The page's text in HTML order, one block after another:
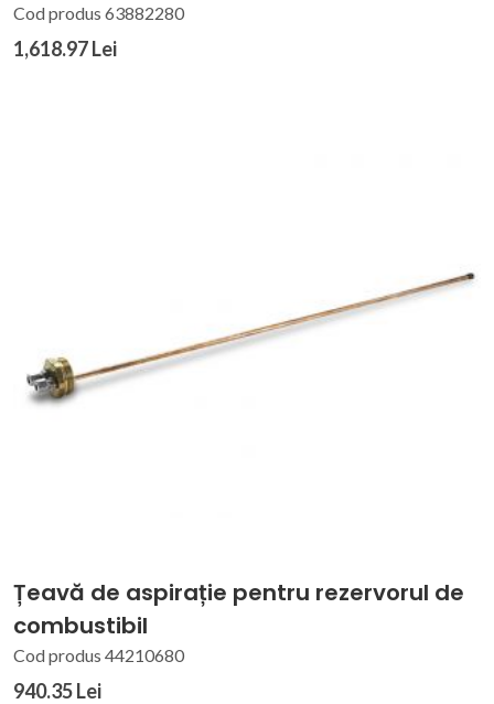
Cod produs 63882280
1,618.97 Lei
Țeavă de aspirație pentru rezervorul de
combustibil
Cod produs 44210680
940.35 Lei